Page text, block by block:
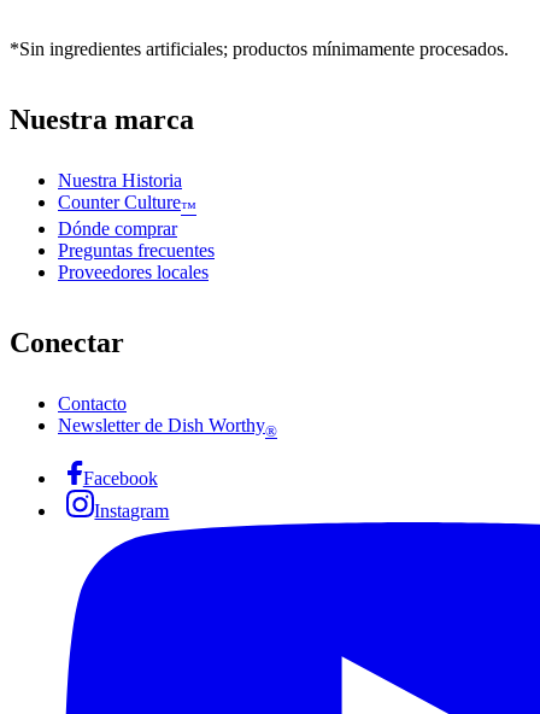
*Sin ingredientes artificiales; productos mínimamente procesados.
Nuestra marca
Nuestra Historia
Counter Culture™
Dónde comprar
Preguntas frecuentes
Proveedores locales
Conectar
Contacto
Newsletter de Dish Worthy®
Facebook
Instagram